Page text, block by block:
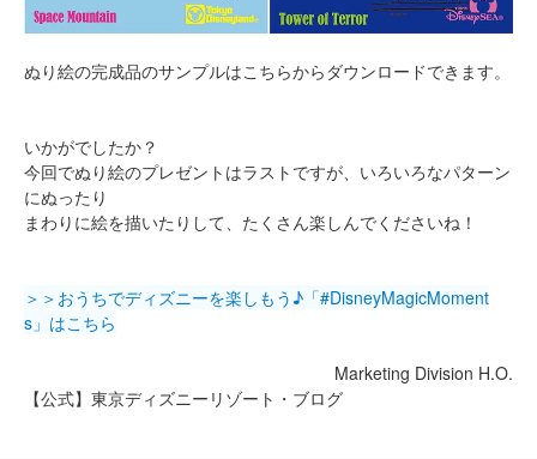
ぬり絵の完成品のサンプルはこちらからダウンロードできます。
いかがでしたか？
今回でぬり絵のプレゼントはラストですが、いろいろなパターン
にぬったり
まわりに絵を描いたりして、たくさん楽しんでくださいね！
＞＞おうちでディズニーを楽しもう♪「#DisneyMagicMoment
s」はこちら
Marketing Division H.O.
【公式】東京ディズニーリゾート・ブログ